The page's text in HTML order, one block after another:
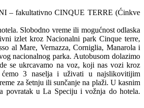
– fakultativno CINQUE TERRE (Ćinkve
Slobodno vreme ili mogućnost odlaska
izlet kroz Nacionalni park Cinque terre,
al Mare, Vernazza, Corniglia, Manarola i
nacionalnog parka. Autobusom dolazimo
se ukrcavamo na voz, koji nas vozi kroz
ćemo 3 naselja i uživati u najslikovitijim
za šetnju ili sunčanje na plaži. U kasnim
povratak u La Speciju i vožnja do hotela.